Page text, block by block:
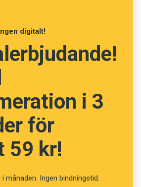
digitalt!
i 3
för
59 kr!
månaden. Ingen bindningstid.